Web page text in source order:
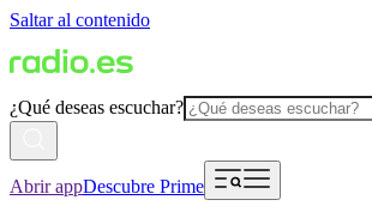
Saltar al contenido
¿Qué deseas escuchar?
Abrir appDescubre Prime